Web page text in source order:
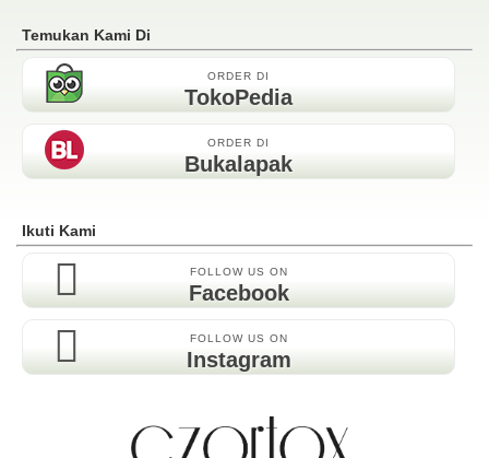
Temukan Kami Di
ORDER DI
TokoPedia
ORDER DI
Bukalapak
Ikuti Kami
FOLLOW US ON
Facebook
FOLLOW US ON
Instagram